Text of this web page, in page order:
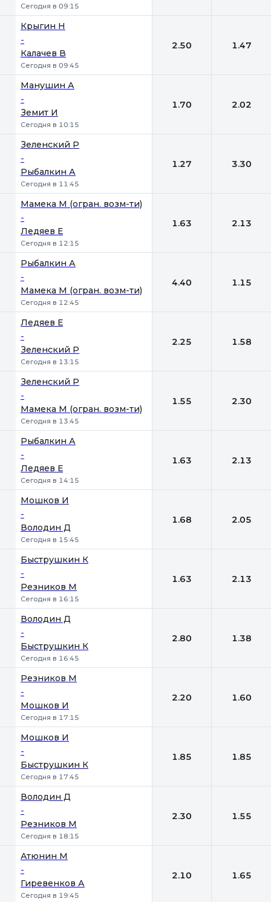
Сегодня в 09:15
Крыгин Н
-
Калачев В
Сегодня в 09:45
2.50 1.47
Манушин А
-
Земит И
Сегодня в 10:15
1.70 2.02
Зеленский Р
-
Рыбалкин А
Сегодня в 11:45
1.27 3.30
Мамека М (огран. возм-ти)
-
Ледяев Е
Сегодня в 12:15
1.63 2.13
Рыбалкин А
-
Мамека М (огран. возм-ти)
Сегодня в 12:45
4.40 1.15
Ледяев Е
-
Зеленский Р
Сегодня в 13:15
2.25 1.58
Зеленский Р
-
Мамека М (огран. возм-ти)
Сегодня в 13:45
1.55 2.30
Рыбалкин А
-
Ледяев Е
Сегодня в 14:15
1.63 2.13
Мошков И
-
Володин Д
Сегодня в 15:45
1.68 2.05
Быструшкин К
-
Резников М
Сегодня в 16:15
1.63 2.13
Володин Д
-
Быструшкин К
Сегодня в 16:45
2.80 1.38
Резников М
-
Мошков И
Сегодня в 17:15
2.20 1.60
Мошков И
-
Быструшкин К
Сегодня в 17:45
1.85 1.85
Володин Д
-
Резников М
Сегодня в 18:15
2.30 1.55
Атюнин М
-
Гиревенков А
Сегодня в 19:45
2.10 1.65